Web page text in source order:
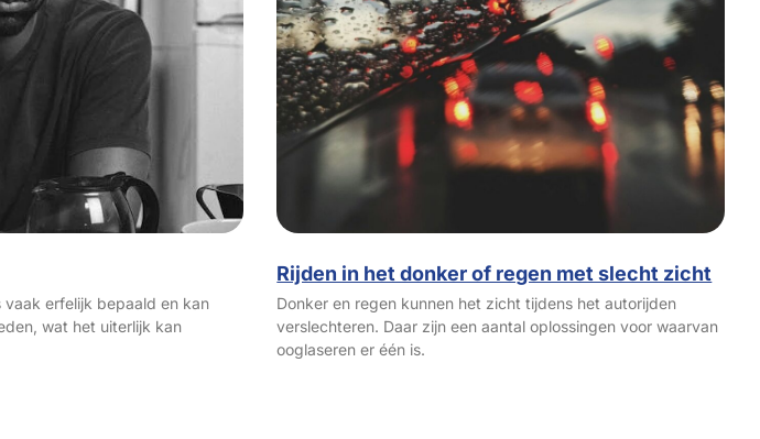
erfelijk bepaald en kan
wat het uiterlijk kan
Rijden in het donker of regen met slecht zicht
Donker en regen kunnen het zicht tijdens het autorijden
verslechteren. Daar zijn een aantal oplossingen voor waarvan
ooglaseren er één is.